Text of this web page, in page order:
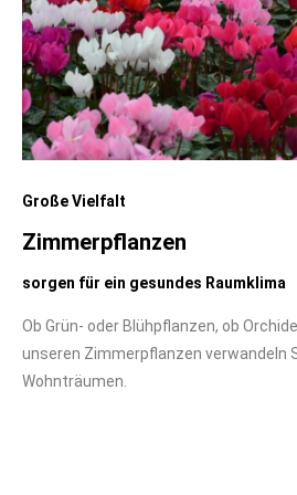
Große Vielfalt
Zimmerpflanzen
sorgen für ein gesundes Raumklima
Ob Grün- oder Blühpflanzen, ob
unseren Zimmerpflanzen verwandeln
Wohnträumen.